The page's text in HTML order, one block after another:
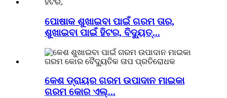
ପୋଷାକ ଶୁଖାଇବା ପାଇଁ ଗରମ ତାର,
ଶୁଖାଇବା ପାଇଁ ହିଟର, ବିଦ୍ୟୁତ୍...
କେଶ ଡ୍ରାୟର ଗରମ ଉପାଦାନ ମାଇକା
ଗରମ କୋର ଏଲ୍...